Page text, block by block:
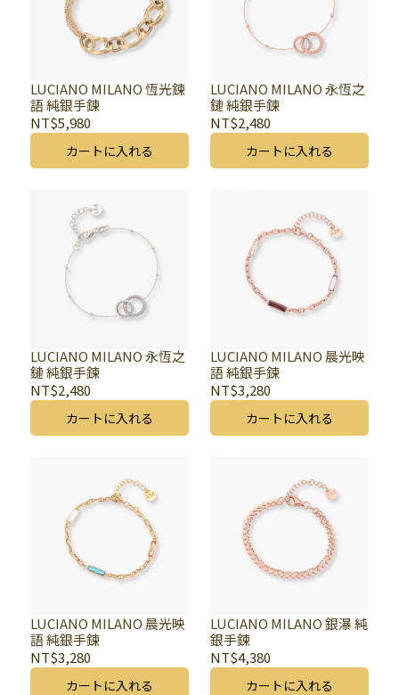
LUCIANO MILANO 恆光鍊
語 純銀手鍊
NT$5,980
カートに入れる
LUCIANO MILANO 永恆之
鏈 純銀手鍊
NT$2,480
カートに入れる
LUCIANO MILANO 永恆之
鏈 純銀手鍊
NT$2,480
カートに入れる
LUCIANO MILANO 晨光映
語 純銀手鍊
NT$3,280
カートに入れる
LUCIANO MILANO 晨光映
語 純銀手鍊
NT$3,280
カートに入れる
LUCIANO MILANO 銀瀑 純
銀手鍊
NT$4,380
カートに入れる